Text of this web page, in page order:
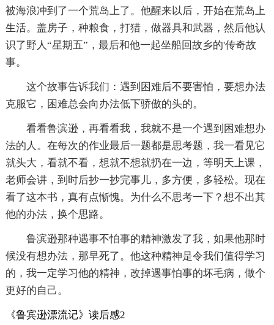
被海浪冲到了一个荒岛上了。他醒来以后，开始在荒岛上
生活。盖房子，种粮食，打猎，做器具和武器，然后他认
识了野人“星期五”，最后和他一起坐船回故乡的'传奇故
事。
这个故事告诉我们：遇到困难后不要害怕，要想办法
克服它，困难总会向办法低下骄傲的头的。
看看鲁滨逊，再看看我，我就不是一个遇到困难想办
法的人。在每次的作业最后一题都是思考题，我一看见它
就头大，看就不看，想就不想就扔在一边，等明天上课，
老师会讲，到时后抄一抄完事儿，多方便，多轻松。现在
看了这本书，真有点惭愧。为什么不思考一下？想不出其
他的办法，换个思路。
鲁滨逊那种遇事不怕事的精神激发了我，如果他那时
候没有想办法，那早死了。他这种精神是令我们值得学习
的，我一定学习他的精神，改掉遇事怕事的坏毛病，做个
更好的自己。
《鲁宾逊漂流记》读后感2